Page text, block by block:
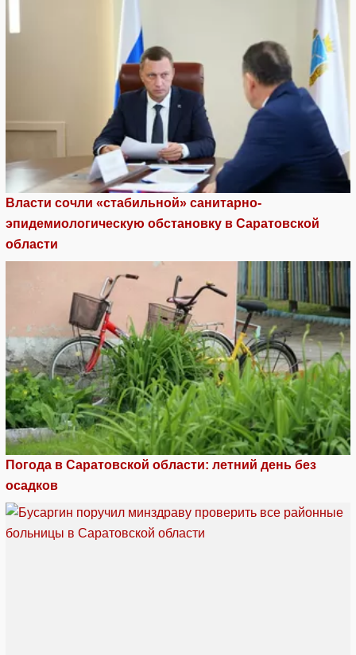
Власти сочли «стабильной» санитарно-
эпидемиологическую обстановку в Саратовской
области
Погода в Саратовской области: летний день без
осадков